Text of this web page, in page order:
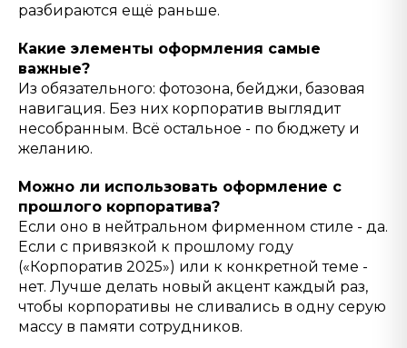
разбираются ещё раньше.
Какие элементы оформления самые
важные?
Из обязательного: фотозона, бейджи, базовая
навигация. Без них корпоратив выглядит
несобранным. Всё остальное - по бюджету и
желанию.
Можно ли использовать оформление с
прошлого корпоратива?
Если оно в нейтральном фирменном стиле - да.
Если с привязкой к прошлому году
(«Корпоратив 2025») или к конкретной теме -
нет. Лучше делать новый акцент каждый раз,
чтобы корпоративы не сливались в одну серую
массу в памяти сотрудников.